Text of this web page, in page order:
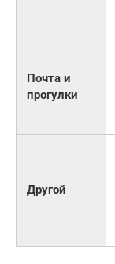
Почта и
прогулки
Другой